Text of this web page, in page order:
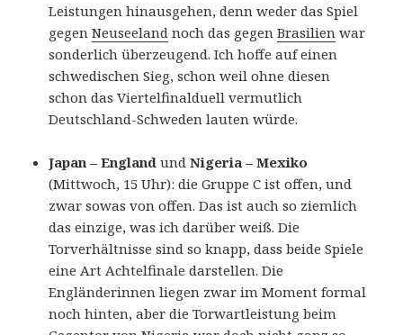
Leistungen hinausgehen, denn weder das Spiel
gegenNeuseeland noch das gegenBrasilien war
sonderlich überzeugend. Ich hoffe auf einen
schwedischen Sieg, schon weil ohne diesen
schon das Viertelfinalduell vermutlich
Deutschland-Schweden lauten würde.
Japan – England undNigeria – Mexiko
(Mittwoch, 15 Uhr): die Gruppe C ist offen, und
zwar sowas von offen. Das ist auch so ziemlich
das einzige, was ich darüber weiß. Die
Torverhältnisse sind so knapp, dass beide Spiele
eine Art Achtelfinale darstellen. Die
Engländerinnen liegen zwar im Moment formal
noch hinten, aber die Torwartleistung beim